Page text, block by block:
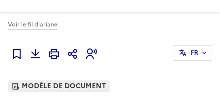
Voir le fil d'ariane
Ajouter à mes favoris
FR
MODÈLE DE DOCUMENT